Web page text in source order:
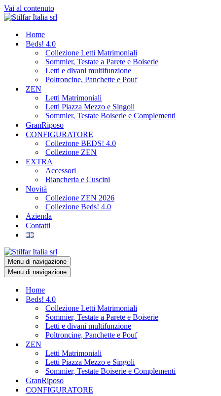
Vai al contenuto
Home
Beds! 4.0
Collezione Letti Matrimoniali
Sommier, Testate a Parete e Boiserie
Letti e divani multifunzione
Poltroncine, Panchette e Pouf
ZEN
Letti Matrimoniali
Letti Piazza Mezzo e Singoli
Sommier, Testate Boiserie e Complementi
GranRiposo
CONFIGURATORE
Collezione BEDS! 4.0
Collezione ZEN
EXTRA
Accessori
Biancheria e Cuscini
Novità
Collezione ZEN 2026
Collezione Beds! 4.0
Azienda
Contatti
Menu di navigazione
Menu di navigazione
Home
Beds! 4.0
Collezione Letti Matrimoniali
Sommier, Testate a Parete e Boiserie
Letti e divani multifunzione
Poltroncine, Panchette e Pouf
ZEN
Letti Matrimoniali
Letti Piazza Mezzo e Singoli
Sommier, Testate Boiserie e Complementi
GranRiposo
CONFIGURATORE